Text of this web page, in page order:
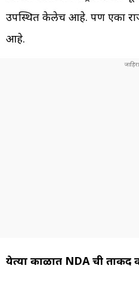
उपस्थित केलेच आहे. पण एका
आहे.
येत्या काळात NDA ची ताकद